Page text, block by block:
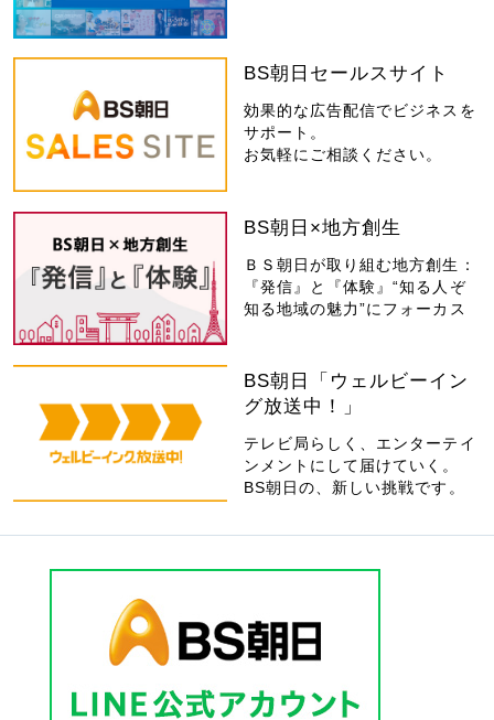
BS朝日セールスサイト
効果的な広告配信でビジネスを
サポート。
お気軽にご相談ください。
BS朝日×地方創生
ＢＳ朝日が取り組む地方創生：
『発信』と『体験』“知る人ぞ
知る地域の魅力”にフォーカス
BS朝日「ウェルビーイン
グ放送中！」
テレビ局らしく、エンターテイ
ンメントにして届けていく。
BS朝日の、新しい挑戦です。